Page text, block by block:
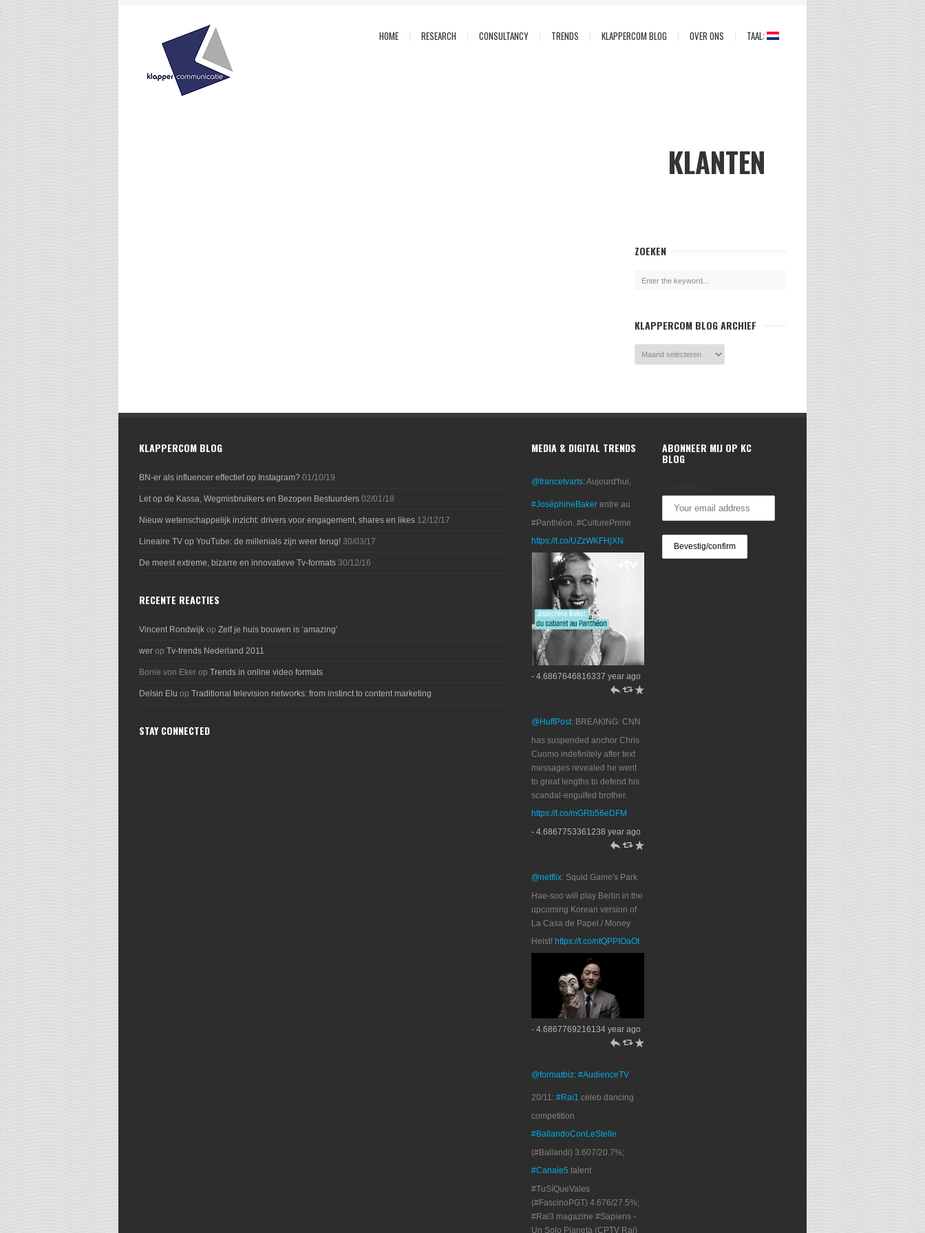
HOME RESEARCH CONSULTANCY TRENDS KLAPPERCOM BLOG OVER ONS TAAL:
KLANTEN
ZOEKEN
KLAPPERCOM BLOG ARCHIEF
KLAPPERCOM BLOG
BN-er als influencer effectief op Instagram? 01/10/19
Let op de Kassa, Wegmisbruikers en Bezopen Bestuurders 02/01/18
Nieuw wetenschappelijk inzicht: drivers voor engagement, shares en likes 12/12/17
Lineaire TV op YouTube: de millenials zijn weer terug! 30/03/17
De meest extreme, bizarre en innovatieve Tv-formats 30/12/16
RECENTE REACTIES
Vincent Rondwijk op Zelf je huis bouwen is ‘amazing’
wer op Tv-trends Nederland 2011
Bonie von Eker op Trends in online video formats
Delsin Elu op Traditional television networks: from instinct to content marketing
STAY CONNECTED
MEDIA & DIGITAL TRENDS
@francetvarts: Aujourd'hui,
#JoséphineBaker entre au
#Panthéon. #CulturePrime
https://t.co/UZzWKFHjXN
- 4.6867646816337 year ago
h J R
@HuffPost: BREAKING: CNN
has suspended anchor Chris
Cuomo indefinitely after text
messages revealed he went
to great lengths to defend his
scandal-engulfed brother.
https://t.co/mGRb56eDFM
- 4.6867753361238 year ago
h J R
@netflix: Squid Game's Park
Hae-soo will play Berlin in the
upcoming Korean version of
La Casa de Papel / Money
Heist! https://t.co/ntQPPIOaOt
- 4.6867769216134 year ago
h J R
@formatbiz: #AudienceTV
20/11: #Rai1 celeb dancing
competition
#BallandoConLeStelle
(#Ballandi) 3.607/20.7%;
#Canale5 talent
#TuSíQueVales
(#FascinoPGT) 4.676/27.5%;
#Rai3 magazine #Sapiens -
Un Solo Pianeta (CPTV Rai)
ABONNEER MIJ OP KC
BLOG